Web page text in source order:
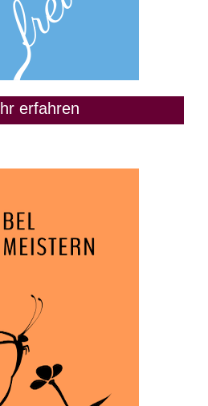
erfahren